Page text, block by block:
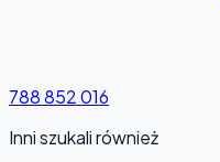
788 852 016
Inni szukali również